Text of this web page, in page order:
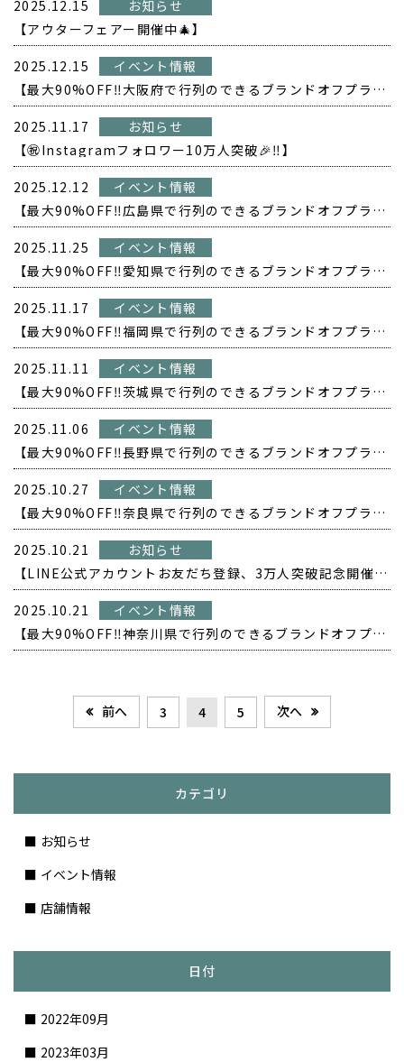
2025.12.15
お知らせ
【アウターフェアー開催中🎄】
2025.12.15
イベント情報
【最大90%OFF‼️大阪府で行列のできるブランドオフプライス POPUP開催❗️】
2025.11.17
お知らせ
【㊗️Instagramフォロワー10万人突破🎉‼️】
2025.12.12
イベント情報
【最大90%OFF‼️広島県で行列のできるブランドオフプライス POPUP開催❗️】
2025.11.25
イベント情報
【最大90%OFF‼️愛知県で行列のできるブランドオフプライス POPUP開催❗️】
2025.11.17
イベント情報
【最大90%OFF‼️福岡県で行列のできるブランドオフプライス POPUP開催❗️】
2025.11.11
イベント情報
【最大90%OFF‼️茨城県で行列のできるブランドオフプライス POPUP開催❗️】
2025.11.06
イベント情報
【最大90%OFF‼️長野県で行列のできるブランドオフプライス POPUP開催❗️】
2025.10.27
イベント情報
【最大90%OFF‼️奈良県で行列のできるブランドオフプライス POPUP開催❗️】
2025.10.21
お知らせ
【LINE公式アカウントお友だち登録、3万人突破記念開催！！！】
2025.10.21
イベント情報
【最大90%OFF‼️神奈川県で行列のできるブランドオフプライス POPUP開催❗️】
前へ 3 4 5 次へ
カテゴリ
お知らせ
イベント情報
店舗情報
日付
2022年09月
2023年03月